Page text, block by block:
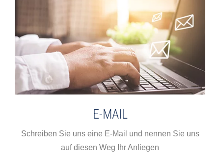
E-MAIL
Schreiben Sie uns eine E-Mail und nennen Sie uns
auf diesen Weg Ihr Anliegen